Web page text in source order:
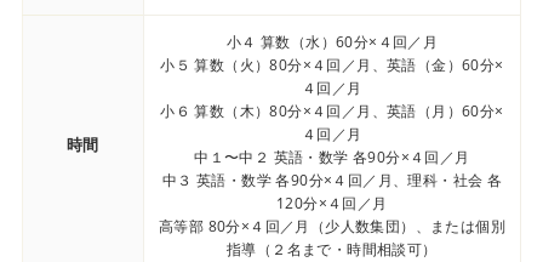
時間
小４ 算数（水）60分×４回／月
小５ 算数（火）80分×４回／月、英語（金）60分×
４回／月
小６ 算数（木）80分×４回／月、英語（月）60分×
４回／月
中１〜中２ 英語・数学 各90分×４回／月
中３ 英語・数学 各90分×４回／月、理科・社会 各
120分×４回／月
高等部 80分×４回／月（少人数集団）、または個別
指導（２名まで・時間相談可）